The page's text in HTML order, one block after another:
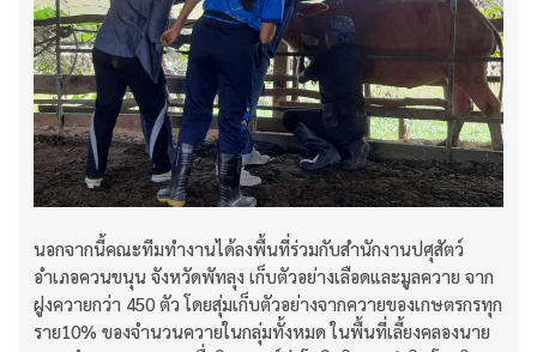
นอกจากนี้คณะทีมทำงานได้ลงพื้นที่ร่วมกับสำนักงานปศุสัตว์
อำเภอควนขนุน จังหวัดพัทลุง เก็บตัวอย่างเลือดและมูลควาย จาก
ฝูงควายกว่า 450 ตัว โดยสุ่มเก็บตัวอย่างจากควายของเกษตรกรทุก
ราย10% ของจำนวนควายในกลุ่มทั้งหมด ในพื้นที่เลี้ยงคลองนาย